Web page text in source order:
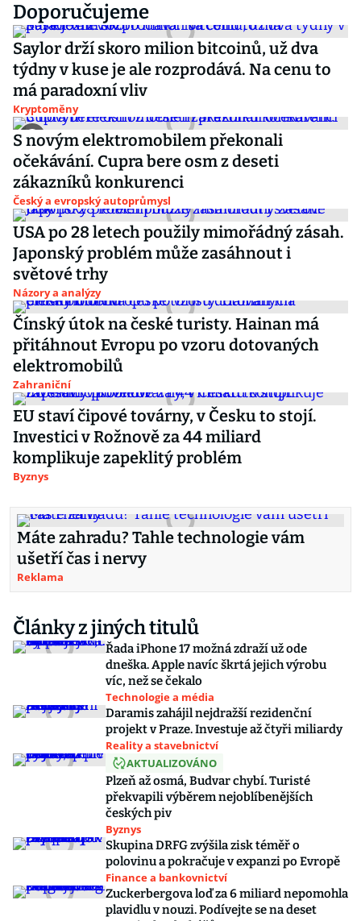
Doporučujeme
Saylor drží skoro milion bitcoinů, už dva
týdny v kuse je ale rozprodává. Na cenu to
má paradoxní vliv
Kryptoměny
S novým elektromobilem překonali
očekávání. Cupra bere osm z deseti
zákazníků konkurenci
Český a evropský autoprůmysl
USA po 28 letech použily mimořádný zásah.
Japonský problém může zasáhnout i
světové trhy
Názory a analýzy
Čínský útok na české turisty. Hainan má
přitáhnout Evropu po vzoru dotovaných
elektromobilů
Zahraniční
EU staví čipové továrny, v Česku to stojí.
Investici v Rožnově za 44 miliard
komplikuje zapeklitý problém
Byznys
Máte zahradu? Tahle technologie vám
ušetří čas i nervy
Reklama
Články z jiných titulů
Řada iPhone 17 možná zdraží už ode
dneška. Apple navíc škrtá jejich výrobu
víc, než se čekalo
Technologie a média
Daramis zahájil nejdražší rezidenční
projekt v Praze. Investuje až čtyři miliardy
Reality a stavebnictví
AKTUALIZOVÁNO
Plzeň až osmá, Budvar chybí. Turisté
překvapili výběrem nejoblíbenějších
českých piv
Byznys
Skupina DRFG zvýšila zisk téměř o
polovinu a pokračuje v expanzi po Evropě
Finance a bankovnictví
Zuckerbergova loď za 6 miliard nepomohla
plavidlu v nouzi. Podívejte se na deset